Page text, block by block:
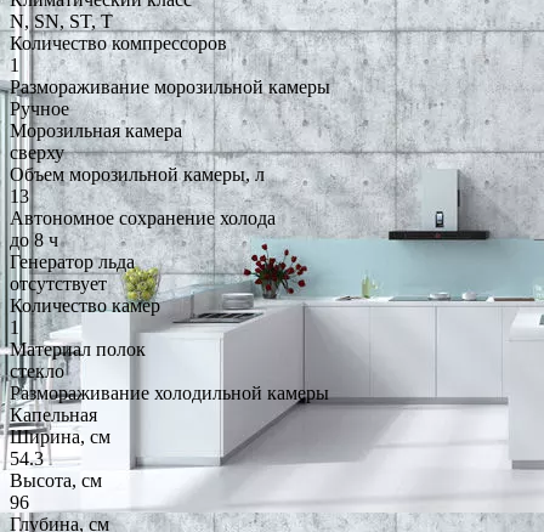
N, SN, ST, T
Количество компрессоров
1
Размораживание морозильной камеры
Ручное
Морозильная камера
сверху
Объем морозильной камеры, л
13
Автономное сохранение холода
до 8 ч
Генератор льда
отсутствует
Количество камер
1
Материал полок
стекло
Размораживание холодильной камеры
Капельная
Ширина, см
54.3
Высота, см
96
Глубина, см